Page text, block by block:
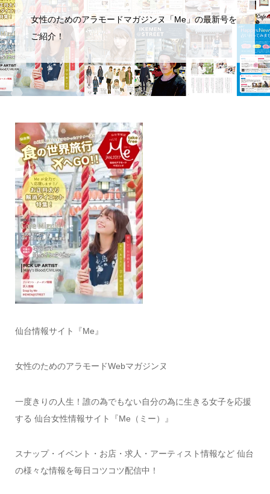
女性のためのアラモードマガジンヌ「Me」の最新号を
ご紹介！
仙台情報サイト『Me』
女性のためのアラモードWebマガジンヌ
一度きりの人生！誰の為でもない自分の為に生きる女子を応援
する 仙台女性情報サイト『Me（ミー）』
スナップ・イベント・お店・求人・アーティスト情報など 仙台
の様々な情報を毎日コツコツ配信中！